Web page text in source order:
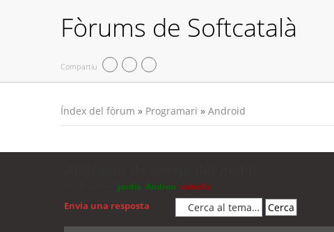
Fòrums de Softcatalà
Compartiu
Índex del fòrum » Programari » Android
jordis Andreu cubells
Envia una resposta